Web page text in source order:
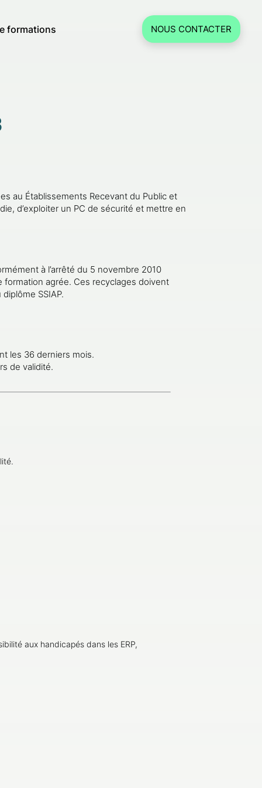
formations NOUS CONTACTER
au Établissements Recevant du Public et
d’exploiter un PC de sécurité et mettre en
à l’arrêté du 5 novembre 2010
agrée. Ces recyclages doivent
SSIAP.
les 36 derniers mois.
de validité.
aux handicapés dans les ERP,